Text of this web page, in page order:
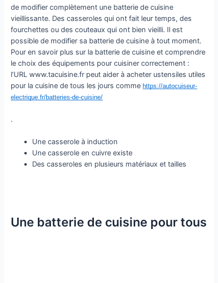
de modifier complètement une batterie de cuisine
vieillissante. Des casseroles qui ont fait leur temps, des
fourchettes ou des couteaux qui ont bien vieilli. Il est
possible de modifier sa batterie de cuisine à tout moment.
Pour en savoir plus sur la batterie de cuisine et comprendre
le choix des équipements pour cuisiner correctement :
l’URL www.tacuisine.fr peut aider à acheter ustensiles utiles
pour la cuisine de tous les jours commehttps://autocuiseur-
electrique.fr/batteries-de-cuisine/
.
Une casserole à induction
Une casserole en cuivre existe
Des casseroles en plusieurs matériaux et tailles
Une batterie de cuisine pour tous